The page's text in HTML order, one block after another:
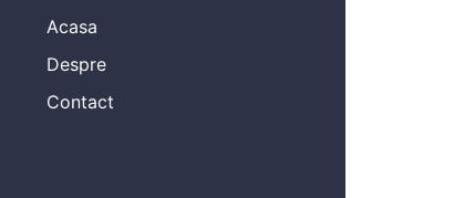
Acasa
Despre
Contact